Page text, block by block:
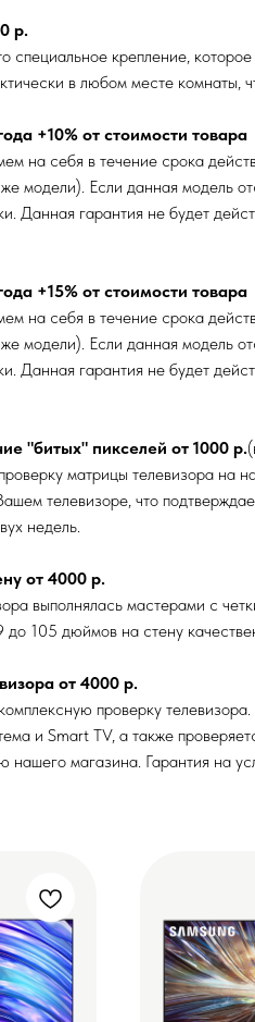
р.
специальное крепление,
в любом месте комнаты,
+10% от стоимости товара
на себя в течение срока
модели). Если данная модель
Данная гарантия не будет
+15% от стоимости товара
на себя в течение срока
модели). Если данная модель
Данная гарантия не будет
"битых" пикселей от 1000 р.
матрицы телевизора на
телевизоре, что
недель.
от 4000 р.
выполнялась мастерами с
до 105 дюймов на стену
от 4000 р.
проверку
и Smart TV, а также
нашего магазина. Гарантия на